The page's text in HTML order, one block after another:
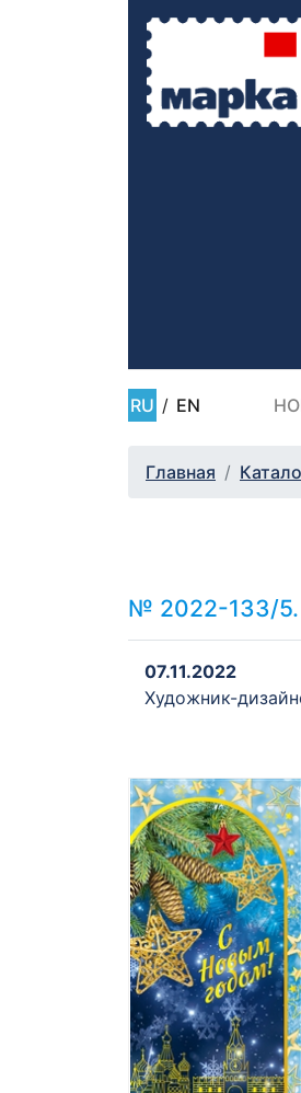
RU / EN
Главная
№ 2022-133/5.
07.11.2022
Художник-